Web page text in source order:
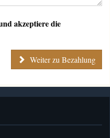
akzeptiere die
Weiter zu Bezahlung